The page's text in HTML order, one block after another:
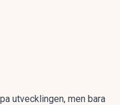
utvecklingen, men bara